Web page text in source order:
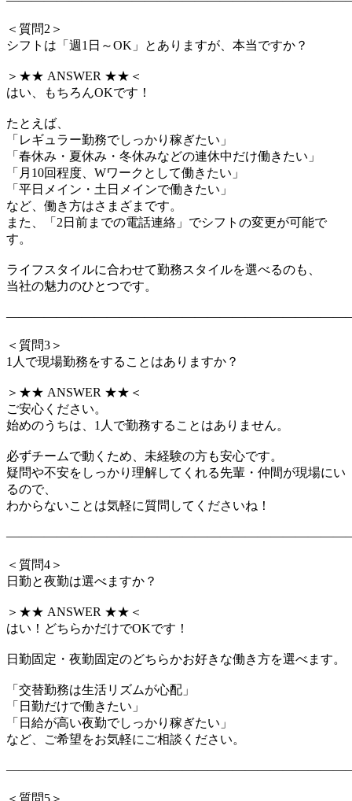
＜質問2＞
シフトは「週1日～OK」とありますが、本当ですか？
＞★★ ANSWER ★★＜
はい、もちろんOKです！
たとえば、
「レギュラー勤務でしっかり稼ぎたい」
「春休み・夏休み・冬休みなどの連休中だけ働きたい」
「月10回程度、Wワークとして働きたい」
「平日メイン・土日メインで働きたい」
など、働き方はさまざまです。
また、「2日前までの電話連絡」でシフトの変更が可能で
す。
ライフスタイルに合わせて勤務スタイルを選べるのも、
当社の魅力のひとつです。
＜質問3＞
1人で現場勤務をすることはありますか？
＞★★ ANSWER ★★＜
ご安心ください。
始めのうちは、1人で勤務することはありません。
必ずチームで動くため、未経験の方も安心です。
疑問や不安をしっかり理解してくれる先輩・仲間が現場にい
るので、
わからないことは気軽に質問してくださいね！
＜質問4＞
日勤と夜勤は選べますか？
＞★★ ANSWER ★★＜
はい！どちらかだけでOKです！
日勤固定・夜勤固定のどちらかお好きな働き方を選べます。
「交替勤務は生活リズムが心配」
「日勤だけで働きたい」
「日給が高い夜勤でしっかり稼ぎたい」
など、ご希望をお気軽にご相談ください。
＜質問5＞